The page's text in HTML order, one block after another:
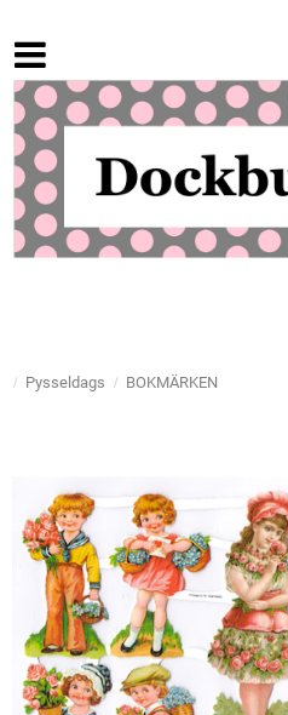
Pysseldags BOKMÄRKEN